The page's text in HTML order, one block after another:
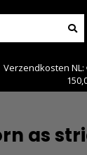
Verzendkosten NL:
as